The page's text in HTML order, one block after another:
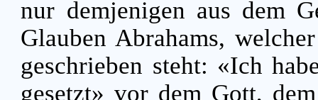
nur demjenigen aus dem
Glauben Abrahams,
geschrieben steht: «Ich
gesetzt» vor dem Gott,